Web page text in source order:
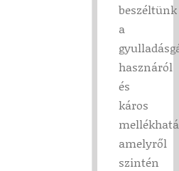
beszéltünk
a
hasznáról
és
káros
amelyről
szintén